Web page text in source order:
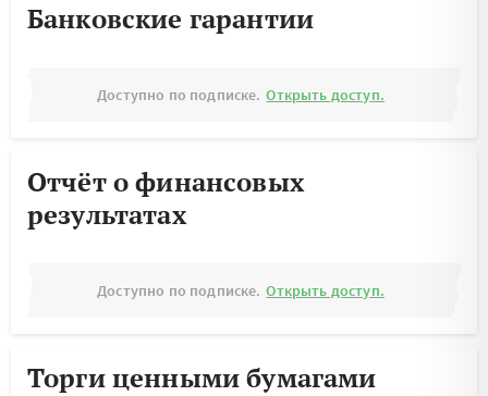
Банковские гарантии
Доступно по подписке. Открыть доступ.
Отчёт о финансовых
результатах
Доступно по подписке. Открыть доступ.
Торги ценными бумагами